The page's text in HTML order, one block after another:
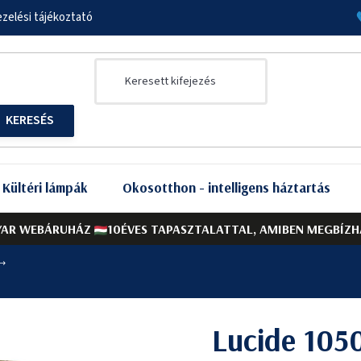
WEBÁRUHÁZ 10ÉVES TAPASZTALATTAL, AMIBEN
tájékoztató
Kültéri lámpák Okosotthon - intelligens háztartás
Lucide